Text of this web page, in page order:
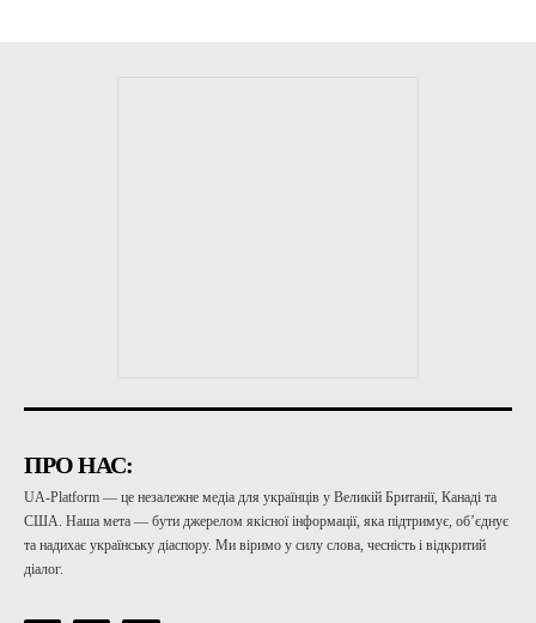
ПРО НАС:
UA-Platform — це незалежне медіа для українців у Великій Британії, Канаді та
США. Наша мета — бути джерелом якісної інформації, яка підтримує, об’єднує
та надихає українську діаспору. Ми віримо у силу слова, чесність і відкритий
діалог.